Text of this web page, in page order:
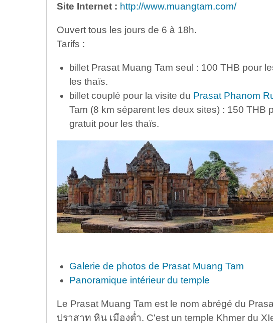
Site Internet : http://www.muangtam.com/
Ouvert tous les jours de 6 à 18h.
Tarifs :
billet Prasat Muang Tam seul : 100 THB pour
les thaïs.
billet couplé pour la visite du Prasat Phanom
Tam (8 km séparent les deux sites) : 150 THB
gratuit pour les thaïs.
Galerie de photos de Prasat Muang Tam
Panoramique intérieur du temple
Le Prasat Muang Tam est le nom abrégé du
ปราสาท หิน เมืองต่ำ. C'est un temple Khmer du